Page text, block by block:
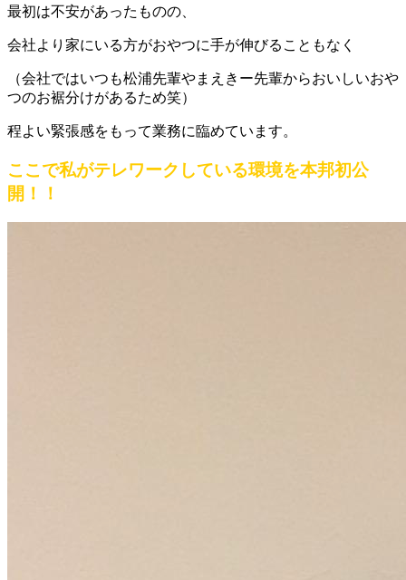
最初は不安があったものの、
会社より家にいる方がおやつに手が伸びることもなく
（会社ではいつも松浦先輩やまえきー先輩からおいしいおや
つのお裾分けがあるため笑）
程よい緊張感をもって業務に臨めています。
ここで私がテレワークしている環境を本邦初公
開！！